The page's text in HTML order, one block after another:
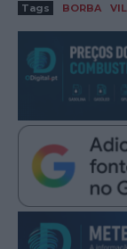
Tags BORBA